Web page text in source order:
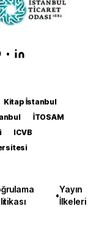
•
Kitap İstanbul
İTOSAM
ICVB
•
Yayın
İlkeleri